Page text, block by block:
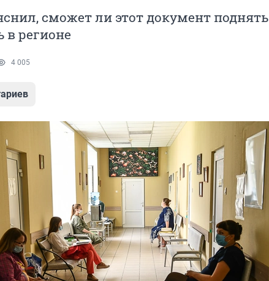
сможет ли этот документ поднять
в регионе
4 005